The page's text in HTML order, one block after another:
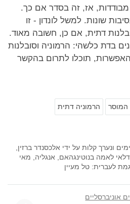
מבודדות, אז, זה בסדר אם כך.
שונות. למשל לונדון - זו
דתית, אם כן, חשובה מאוד.
בדת כלשהי: הרמוניה וסובלנות
תוכלו לתרום בהקשר
המוסר הרמוניה דתית
ונערך קלות על ידי אלכסנדר ברזין,
לאמה בנוטינגהאם, אנגליה, מאי
אוניברסליים